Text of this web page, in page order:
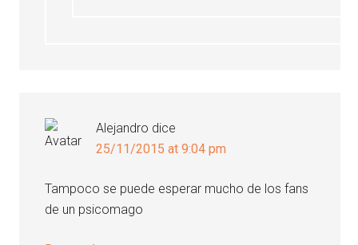
Alejandro dice
25/11/2015 at 9:04 pm
Tampoco se puede esperar mucho de los fans
de un psicomago